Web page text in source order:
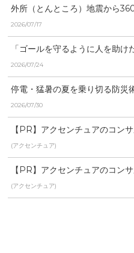
外所（とんところ）地震から
で意識高める
2026/07/17
「ゴールを守るように人を助
カー少年たち チームで...
2026/07/24
停電・猛暑の夏を乗り切る防
すべき備蓄品について防...
2026/07/30
【PR】アクセンチュアのコン
にする視点
(アクセンチュア)
【PR】アクセンチュアのコン
にする視点
(アクセンチュア)